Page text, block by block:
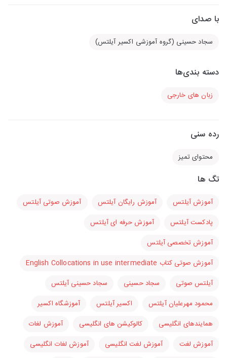
با صدای
سجاد حسینی (گروه آموزشی اکسیر آیلتس)
دسته بندی‌ها
زبان های خارجی
رده سنی
محتوای تمیز
تگ ها
آموزش آیلتس آموزش رایگان آیلتس
آموزش صوتی آیلتس
پادکست آیلتس
آموزش حرفه ای آیلتس
آموزش تخصصی آیلتس
آموزش صوتی کتاب English Collocations in use intermediate
آیلتس صوتی
سجاد حسینی
سجاد حسینی آیلتس
محمود مهرعلیان آیلتس
اکسیر آیلتس
آموزشگاه اکسیر
همایندهای انگلیسی
کالوکیشن های انگلیسی
آموزش لغات
آموزش لغت
آموزش لغت انگلیسی
آموزش لغات انگلیسی